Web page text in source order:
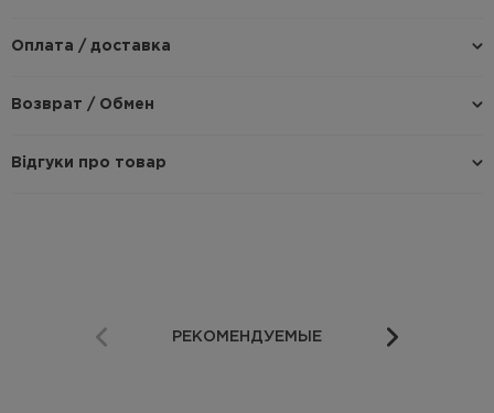
Оплата / доставка
Возврат / Обмен
Відгуки про товар
РЕКОМЕНДУЕМЫЕ